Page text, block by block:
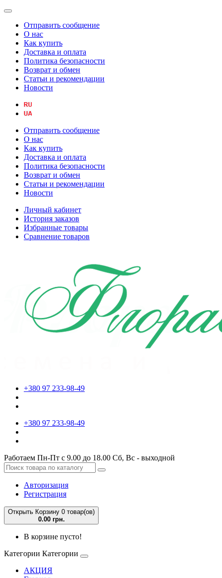
Отправить сообщение
О нас
Как купить
Доставка и оплата
Политика безопасности
Возврат и обмен
Статьи и рекомендации
Новости
Отправить сообщение
О нас
Как купить
Доставка и оплата
Политика безопасности
Возврат и обмен
Статьи и рекомендации
Новости
Личный кабинет
История заказов
Избранные товары
Сравнение товаров
+380 97 233-98-49
+380 97 233-98-49
Работаем Пн-Пт с 9.00 до 18.00 Сб, Вс - выходной
Авторизация
Регистрация
Открыть Корзину 0 товар(ов)
0.00 грн.
В корзине пусто!
Категории Категории
АКЦИЯ